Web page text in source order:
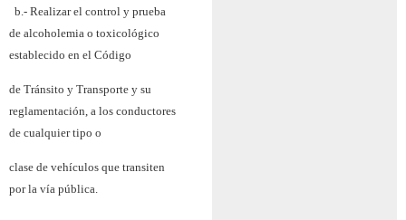
b.- Realizar el control y prueba
de alcoholemia o toxicológico
establecido en el Código
de Tránsito y Transporte y su
reglamentación, a los conductores
de cualquier tipo o
clase de vehículos que transiten
por la vía pública.